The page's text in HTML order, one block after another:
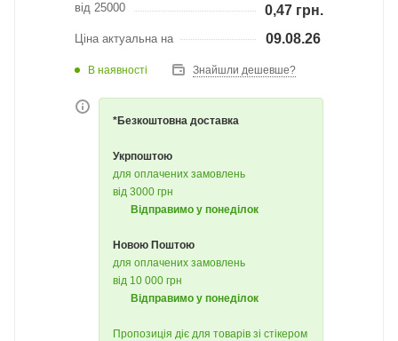
від 25000 0,47 грн.
Ціна актуальна на 09.08.26
В наявності Знайшли дешевше?
*Безкоштовна доставка
Укрпоштою
для оплачених замовлень
від 3000 грн
Відправимо у понеділок
Новою Поштою
для оплачених замовлень
від 10 000 грн
Відправимо у понеділок
Пропозиція діє для товарів зі стікером